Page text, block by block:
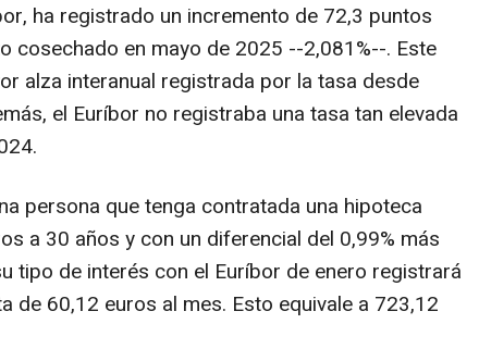
ha registrado un incremento de 72,3 puntos
cosechado en mayo de 2025 --2,081%--. Este
alza interanual registrada por la tasa desde
el Euríbor no registraba una tasa tan elevada
persona que tenga contratada una hipoteca
a 30 años y con un diferencial del 0,99% más
tipo de interés con el Euríbor de enero registrará
de 60,12 euros al mes. Esto equivale a 723,12